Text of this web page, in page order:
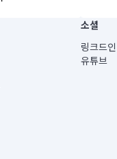
소셜
링크드인
유튜브